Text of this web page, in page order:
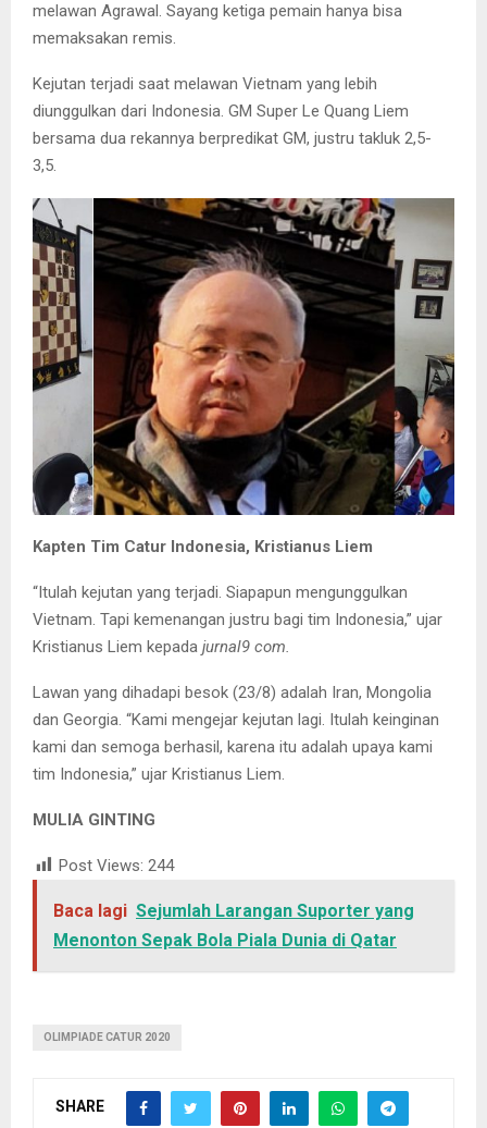
melawan Agrawal. Sayang ketiga pemain hanya bisa
memaksakan remis.
Kejutan terjadi saat melawan Vietnam yang lebih
diunggulkan dari Indonesia. GM Super Le Quang Liem
bersama dua rekannya berpredikat GM, justru takluk 2,5-
3,5.
Kapten Tim Catur Indonesia, Kristianus Liem
“Itulah kejutan yang terjadi. Siapapun mengunggulkan
Vietnam. Tapi kemenangan justru bagi tim Indonesia,” ujar
Kristianus Liem kepada jurnal9 com.
Lawan yang dihadapi besok (23/8) adalah Iran, Mongolia
dan Georgia. “Kami mengejar kejutan lagi. Itulah keinginan
kami dan semoga berhasil, karena itu adalah upaya kami
tim Indonesia,” ujar Kristianus Liem.
MULIA GINTING
Post Views: 244
Baca lagi Sejumlah Larangan Suporter yang
Menonton Sepak Bola Piala Dunia di Qatar
OLIMPIADE CATUR 2020
SHARE